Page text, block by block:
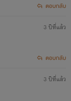
ตอบกลับ
3 ปีที่แล้ว
ตอบกลับ
3 ปีที่แล้ว